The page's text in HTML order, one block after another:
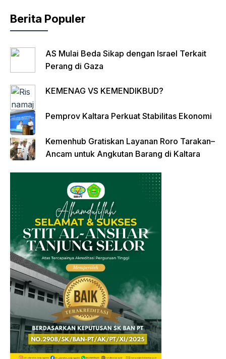
k
Berita Populer
AS Mulai Beda Sikap dengan Israel Terkait
Perang di Gaza
KEMENAG VS KEMENDIKBUD?
Pemprov Kaltara Perkuat Stabilitas Ekonomi
Kemenhub Gratiskan Layanan Roro Tarakan–
Ancam untuk Angkutan Barang di Kaltara